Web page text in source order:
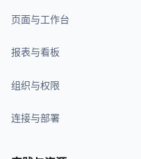
页面与工作台
报表与看板
组织与权限
连接与部署